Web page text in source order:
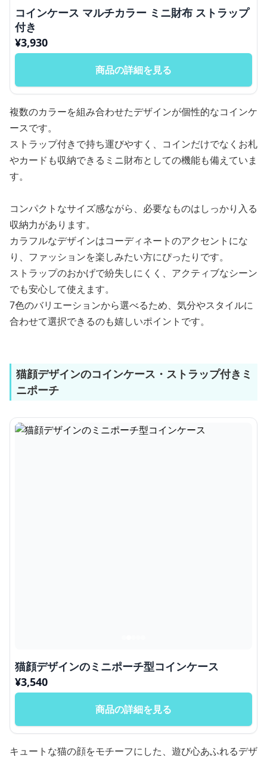
コインケース マルチカラー ミニ財布 ストラップ
付き
¥3,930
商品の詳細を見る
複数のカラーを組み合わせたデザインが個性的なコインケ
ースです。
ストラップ付きで持ち運びやすく、コインだけでなくお札
やカードも収納できるミニ財布としての機能も備えていま
す。
コンパクトなサイズ感ながら、必要なものはしっかり入る
収納力があります。
カラフルなデザインはコーディネートのアクセントにな
り、ファッションを楽しみたい方にぴったりです。
ストラップのおかげで紛失しにくく、アクティブなシーン
でも安心して使えます。
7色のバリエーションから選べるため、気分やスタイルに
合わせて選択できるのも嬉しいポイントです。
猫顔デザインのコインケース・ストラップ付きミ
ニポーチ
猫顔デザインのミニポーチ型コインケース
¥3,540
商品の詳細を見る
キュートな猫の顔をモチーフにした、遊び心あふれるデザ